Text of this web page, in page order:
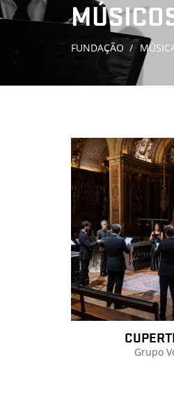
FUNDAÇÃO
Grupo